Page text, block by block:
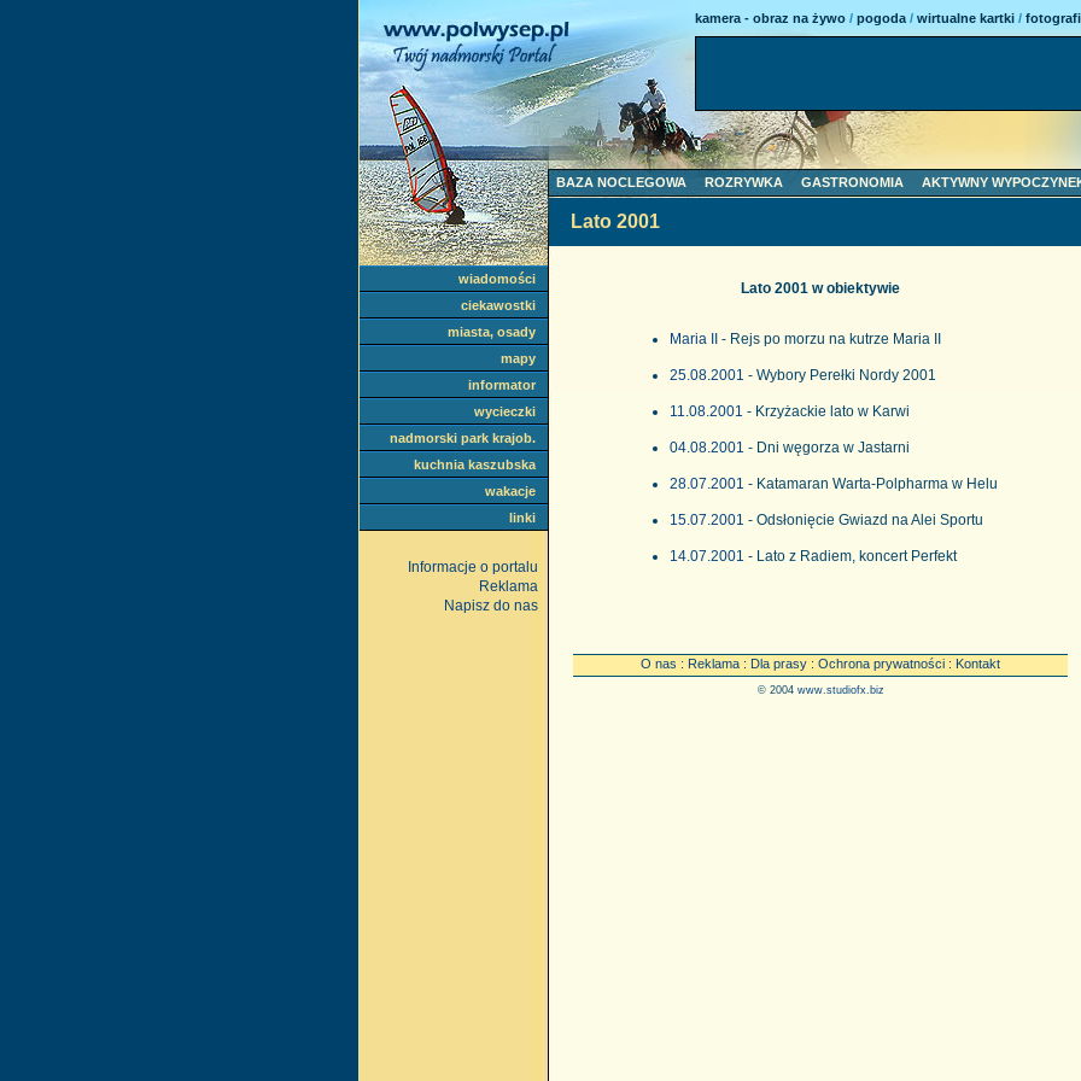
Lato 2001 w obiektywie
Maria II - Rejs po morzu na kutrze Maria II
25.08.2001 - Wybory Perełki Nordy 2001
11.08.2001 - Krzyżackie lato w Karwi
04.08.2001 - Dni węgorza w Jastarni
28.07.2001 - Katamaran Warta-Polpharma w Helu
15.07.2001 - Odsłonięcie Gwiazd na Alei Sportu
14.07.2001 - Lato z Radiem, koncert Perfekt
O nas : Reklama : Dla prasy : Ochrona prywatności : Kontakt
© 2004 www.studiofx.biz
kamera - obraz na żywo / pogoda / wirtualne kartki /
BAZA NOCLEGOWA ROZRYWKA GASTRONOMIA AKTYWNY
wiadomości
ciekawostki
miasta, osady
mapy
informator
wycieczki
nadmorski park krajob.
kuchnia kaszubska
wakacje
linki
Informacje o portalu
Reklama
Napisz do nas
Lato 2001